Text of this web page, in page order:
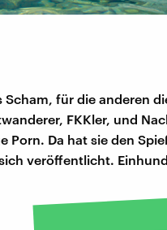
für die anderen
FKKler, und
Porn. Da hat sie den
veröffentlicht.